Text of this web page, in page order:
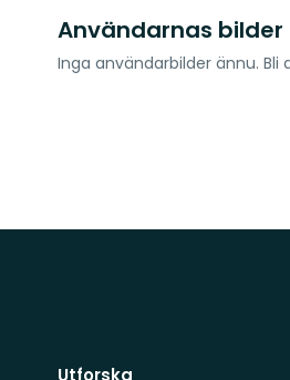
Användarnas bilder
Inga användarbilder ännu.
Utforska